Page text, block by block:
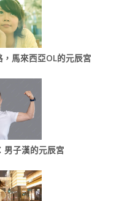
馬來西亞OL的元辰宮
男子漢的元辰宮